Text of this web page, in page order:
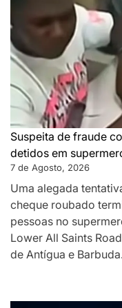
Suspeita de fraude
detidos em
7 de Agosto, 2026
Uma alegada
cheque roubado
pessoas no
Lower All Saints
de Antígua e